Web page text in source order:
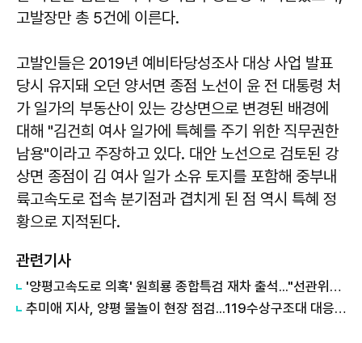
고발장만 총 5건에 이른다.
고발인들은 2019년 예비타당성조사 대상 사업 발표
당시 유지돼 오던 양서면 종점 노선이 윤 전 대통령 처
가 일가의 부동산이 있는 강상면으로 변경된 배경에
대해 "김건희 여사 일가에 특혜를 주기 위한 직무권한
남용"이라고 주장하고 있다. 대안 노선으로 검토된 강
상면 종점이 김 여사 일가 소유 토지를 포함해 중부내
륙고속도로 접속 분기점과 겹치게 된 점 역시 특혜 정
황으로 지적된다.
관련기사
'양평고속도로 의혹' 원희룡 종합특검 재차 출석..."선관위나 특검 다를 바 없어"
추미애 지사, 양평 물놀이 현장 점검...119수상구조대 대응태세 확인